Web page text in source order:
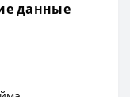
данные